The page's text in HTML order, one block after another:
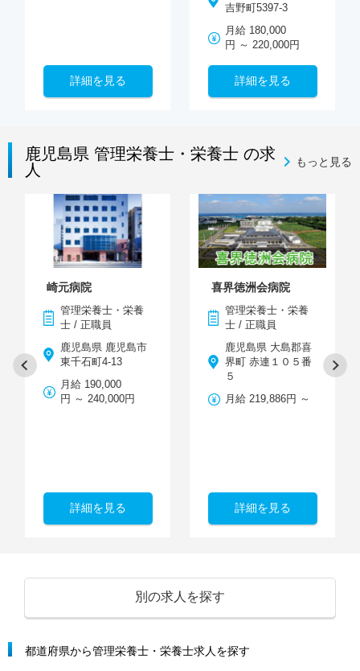
詳細を見る
吉野町5397-3
月給 180,000
円 ～ 220,000円
詳細を見る
鹿児島県 管理栄養士・栄養士 の求
人
もっと見る
崎元病院
管理栄養士・栄養
士 / 正職員
鹿児島県 鹿児島市
東千石町4-13
月給 190,000
円 ～ 240,000円
詳細を見る
喜界徳洲会病院
管理栄養士・栄養
士 / 正職員
鹿児島県 大島郡喜
界町 赤連１０５番
５
月給 219,886円 ～
詳細を見る
別の求人を探す
都道府県から管理栄養士・栄養士求人を探す